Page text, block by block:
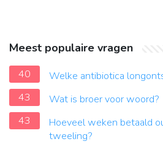
Meest populaire vragen
40
Welke antibiotica
43
Wat is broer voor woord?
43
Hoeveel weken betaald
tweeling?